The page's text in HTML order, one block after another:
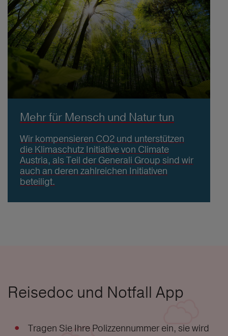
Mehr für Mensch und Natur tun
Wir kompensieren CO2 und unterstützen
die Klimaschutz Initiative von Climate
Austria, als Teil der Generali Group sind wir
auch an deren zahlreichen Initiativen
beteiligt.
Reisedoc und Notfall App
Tragen Sie Ihre Polizzennummer ein, sie wird